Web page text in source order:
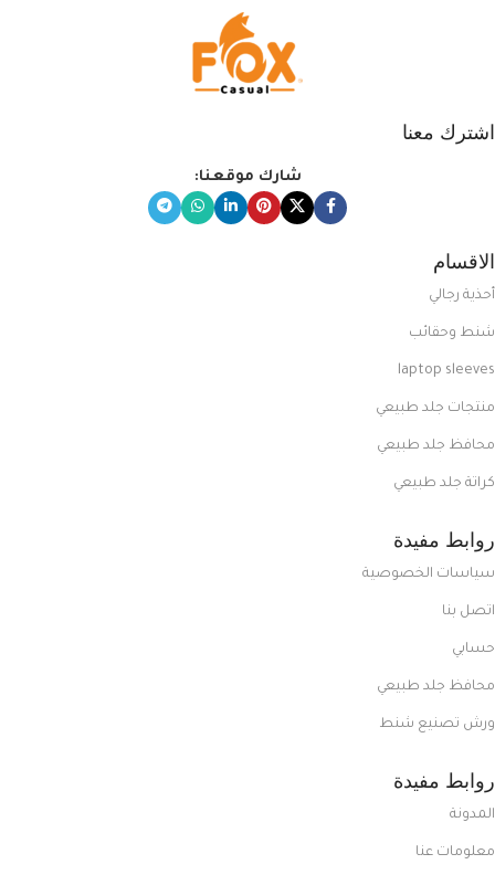
اشترك معنا
شارك موقعنا:
الاقسام
أحذية رجالي
شنط وحقائب
laptop sleeves
منتجات جلد طبيعي
محافظ جلد طبيعي
كراتة جلد طبيعي
روابط مفيدة
سياسات الخصوصية
اتصل بنا
حسابي
محافظ جلد طبيعي
ورش تصنيع شنط
روابط مفيدة
المدونة
معلومات عنا